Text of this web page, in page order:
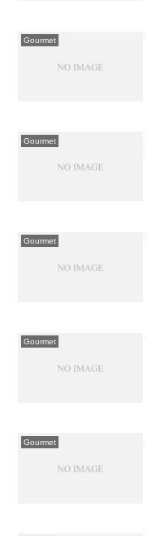
Gourmet
Gourmet
Gourmet
Gourmet
Gourmet